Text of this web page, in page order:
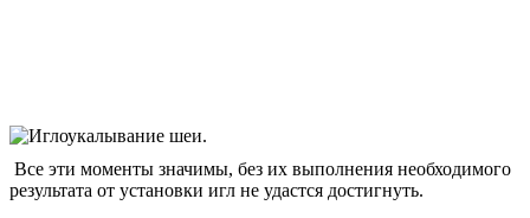
Все эти моменты значимы, без их выполнения необходимого
результата от установки игл не удастся достигнуть.